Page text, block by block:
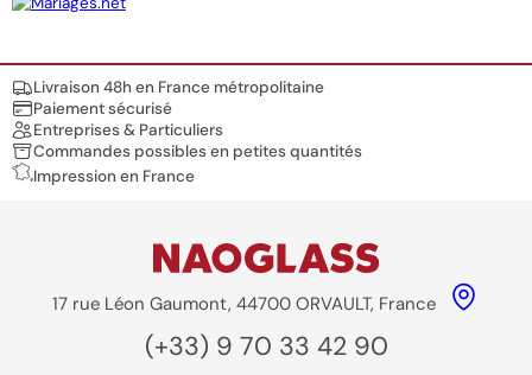
Nos engagements
Livraison 48h en France métropolitaine
Paiement sécurisé
Entreprises & Particuliers
Commandes possibles en petites quantités
Impression en France
17 rue Léon Gaumont, 44700 ORVAULT, France
(+33) 9 70 33 42 90